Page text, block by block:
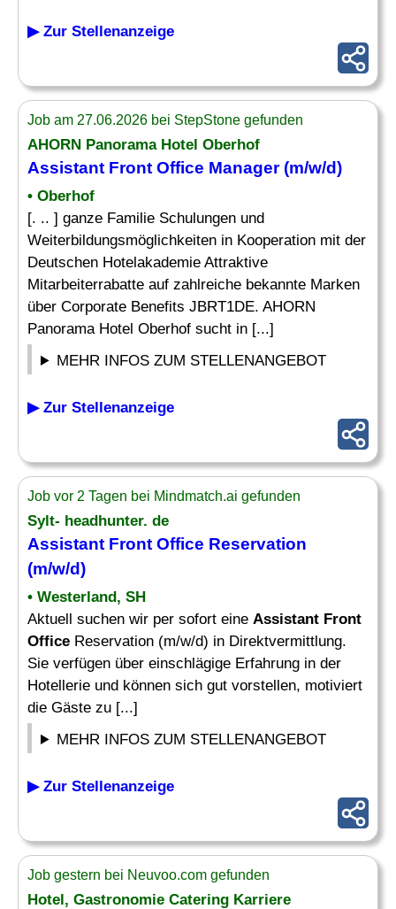
▶ Zur Stellenanzeige
Job am 27.06.2026 bei StepStone gefunden
AHORN Panorama Hotel Oberhof
Assistant Front Office Manager (m/w/d)
• Oberhof
[. .. ] ganze Familie Schulungen und
Weiterbildungsmöglichkeiten in Kooperation mit der
Deutschen Hotelakademie Attraktive
Mitarbeiterrabatte auf zahlreiche bekannte Marken
über Corporate Benefits JBRT1DE. AHORN
Panorama Hotel Oberhof sucht in [...]
MEHR INFOS ZUM STELLENANGEBOT
▶ Zur Stellenanzeige
Job vor 2 Tagen bei Mindmatch.ai gefunden
Sylt- headhunter. de
Assistant Front Office Reservation
(m/w/d)
• Westerland, SH
Aktuell suchen wir per sofort eine Assistant Front
Office Reservation (m/w/d) in Direktvermittlung.
Sie verfügen über einschlägige Erfahrung in der
Hotellerie und können sich gut vorstellen, motiviert
die Gäste zu [...]
MEHR INFOS ZUM STELLENANGEBOT
▶ Zur Stellenanzeige
Job gestern bei Neuvoo.com gefunden
Hotel, Gastronomie Catering Karriere